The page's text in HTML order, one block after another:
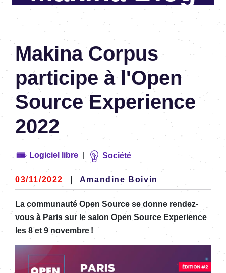
Makina Corpus
participe à l'Open
Source Experience
2022
Logiciel libre Société
03/11/2022 Amandine Boivin
La communauté Open Source se donne rendez-
vous à Paris sur le salon Open Source Experience
les 8 et 9 novembre !